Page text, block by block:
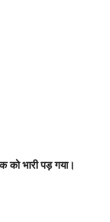
भारी पड़ गया।